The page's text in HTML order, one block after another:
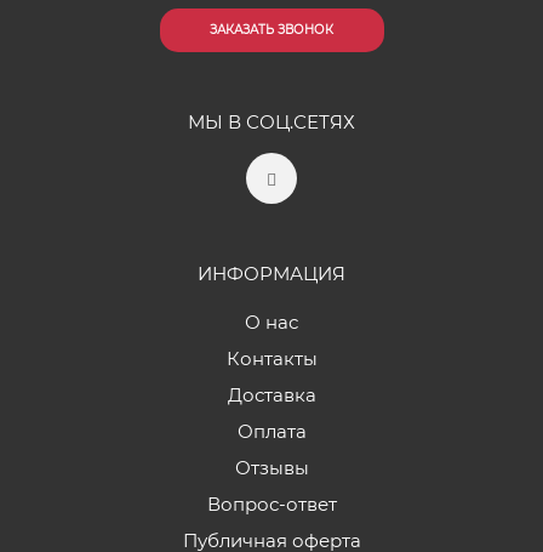
ЗАКАЗАТЬ ЗВОНОК
МЫ В СОЦ.СЕТЯХ
ИНФОРМАЦИЯ
О нас
Контакты
Доставка
Оплата
Отзывы
Вопрос-ответ
Публичная оферта